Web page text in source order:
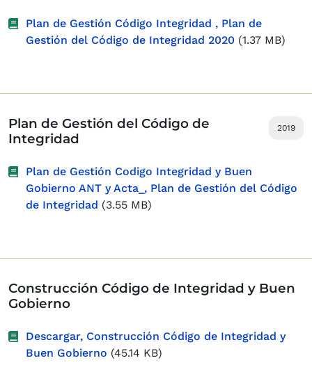
Plan de Gestión Código Integridad , Plan de
Gestión del Código de Integridad 2020 (1.37 MB)
2019
Plan de Gestión del Código de
Integridad
Plan de Gestión Codigo Integridad y Buen
Gobierno ANT y Acta_, Plan de Gestión del Código
de Integridad (3.55 MB)
Construcción Código de Integridad y Buen
Gobierno
Descargar, Construcción Código de Integridad y
Buen Gobierno (45.14 KB)